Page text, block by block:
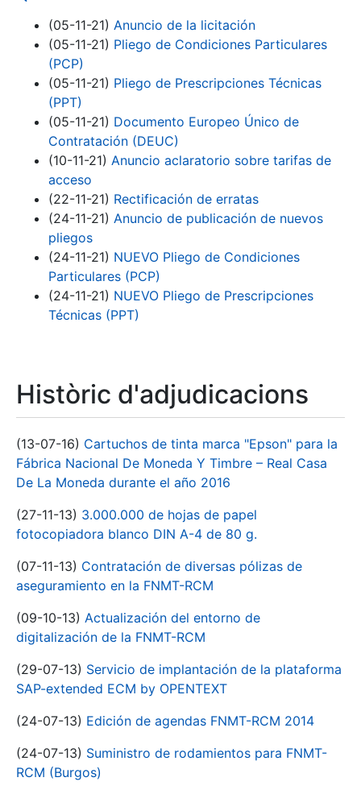
(05-11-21) Anuncio de la licitación
(05-11-21) Pliego de Condiciones Particulares
(PCP)
(05-11-21) Pliego de Prescripciones Técnicas
(PPT)
(05-11-21) Documento Europeo Único de
Contratación (DEUC)
(10-11-21) Anuncio aclaratorio sobre tarifas de
acceso
(22-11-21) Rectificación de erratas
(24-11-21) Anuncio de publicación de nuevos
pliegos
(24-11-21) NUEVO Pliego de Condiciones
Particulares (PCP)
(24-11-21) NUEVO Pliego de Prescripciones
Técnicas (PPT)
Històric d'adjudicacions
(13-07-16) Cartuchos de tinta marca "Epson" para la
Fábrica Nacional De Moneda Y Timbre – Real Casa
De La Moneda durante el año 2016
(27-11-13) 3.000.000 de hojas de papel
fotocopiadora blanco DIN A-4 de 80 g.
(07-11-13) Contratación de diversas pólizas de
aseguramiento en la FNMT-RCM
(09-10-13) Actualización del entorno de
digitalización de la FNMT-RCM
(29-07-13) Servicio de implantación de la plataforma
SAP-extended ECM by OPENTEXT
(24-07-13) Edición de agendas FNMT-RCM 2014
(24-07-13) Suministro de rodamientos para FNMT-
RCM (Burgos)